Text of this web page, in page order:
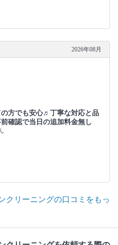
2026年08月
の方でも安心♬丁寧な対応と品
確認で当日の追加料金無し
クリーニングの口コミをもっ